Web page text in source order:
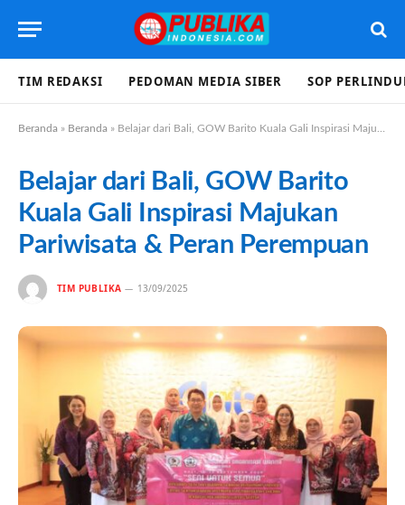
TIM REDAKSI PEDOMAN MEDIA SIBER SOP
Beranda » Beranda » Belajar dari Bali, GOW Barito Kuala Gali Inspirasi Majukan Pariwisata & Peran Perempuan
Belajar dari Bali, GOW Barito
Kuala Gali Inspirasi Majukan
Pariwisata & Peran Perempuan
TIM PUBLIKA 13/09/2025